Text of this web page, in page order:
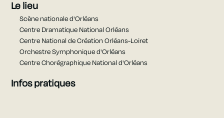
Le lieu
Scène nationale d'Orléans
Centre Dramatique National Orléans
Centre National de Création Orléans-Loiret
Orchestre Symphonique d'Orléans
Centre Chorégraphique National d'Orléans
Infos pratiques